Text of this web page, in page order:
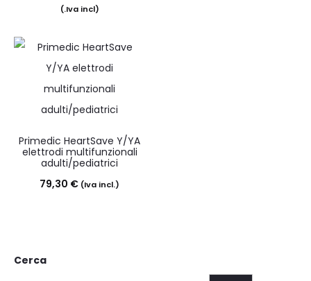
prezzo
era:
1.828,78 €.
è:
(Iva incl.)
Primedic HeartSave Y/YA
elettrodi multifunzionali
adulti/pediatrici
79,30 € (Iva incl.)
Cerca